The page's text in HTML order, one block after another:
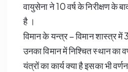
वायुसेना ने 10 वर्ष के निरीक्षण के
है ।
विमान के यन्त्र – विमान शास्त्र
उनका विमान में निश्चित स्थान का
यंत्रों का कार्य क्या है इसका भी